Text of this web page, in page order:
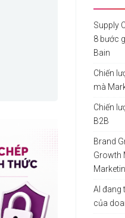
Supply
8 bước
Bain
Chiến
mà
Chiến
B2B
Brand
Growth
AI đang
của